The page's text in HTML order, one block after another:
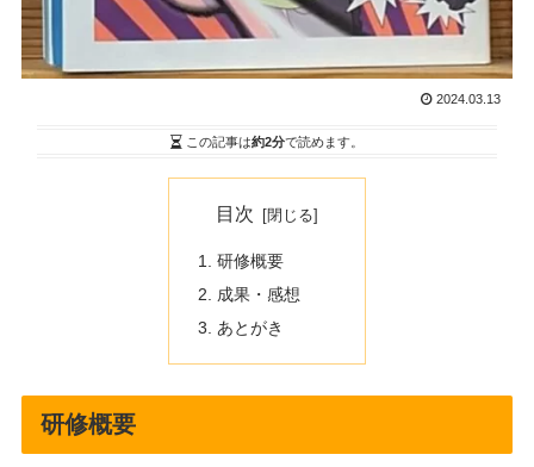
2024.03.13
この記事は約2分で読めます。
目次
研修概要
成果・感想
あとがき
研修概要